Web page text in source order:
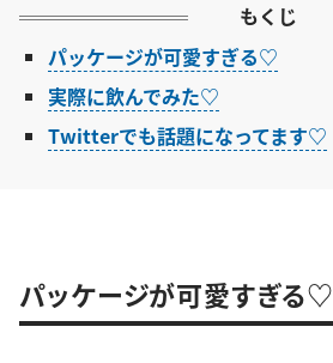
もくじ
パッケージが可愛すぎる♡
実際に飲んでみた♡
Twitterでも話題になってます♡
パッケージが可愛すぎる♡